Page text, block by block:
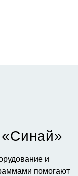
и
помогают